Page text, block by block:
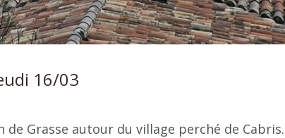
16/03
de Grasse autour du village perché de